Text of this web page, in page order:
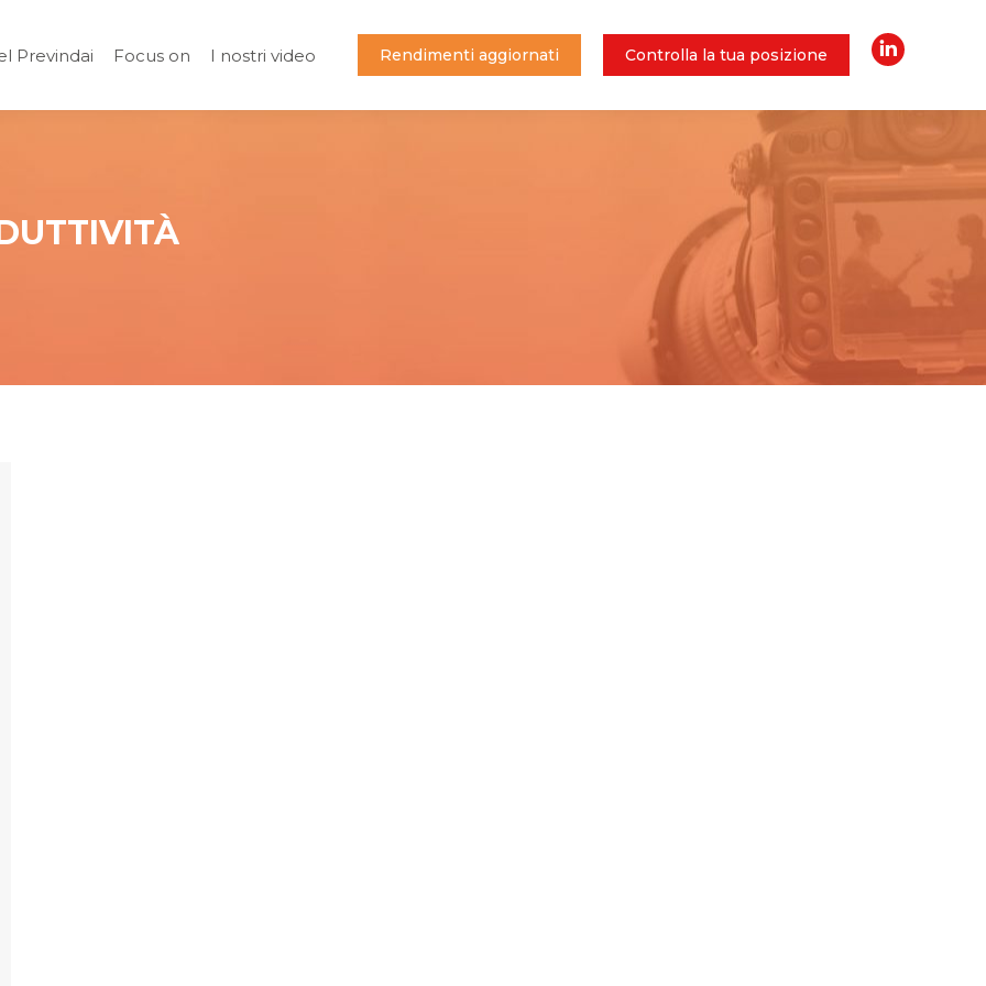
Previndai Focus on I nostri video Rendimenti aggiornati Controlla la tua posizione Linkedin
Rendimenti aggiornati Controlla la tua posizione Linkedin